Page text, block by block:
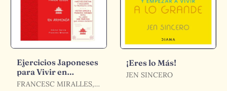
Ejercicios Japoneses
para Vivir en
Armonía. Más Allá
FRANCESC MIRALLES,
¡Eres lo Más!
JEN SINCERO